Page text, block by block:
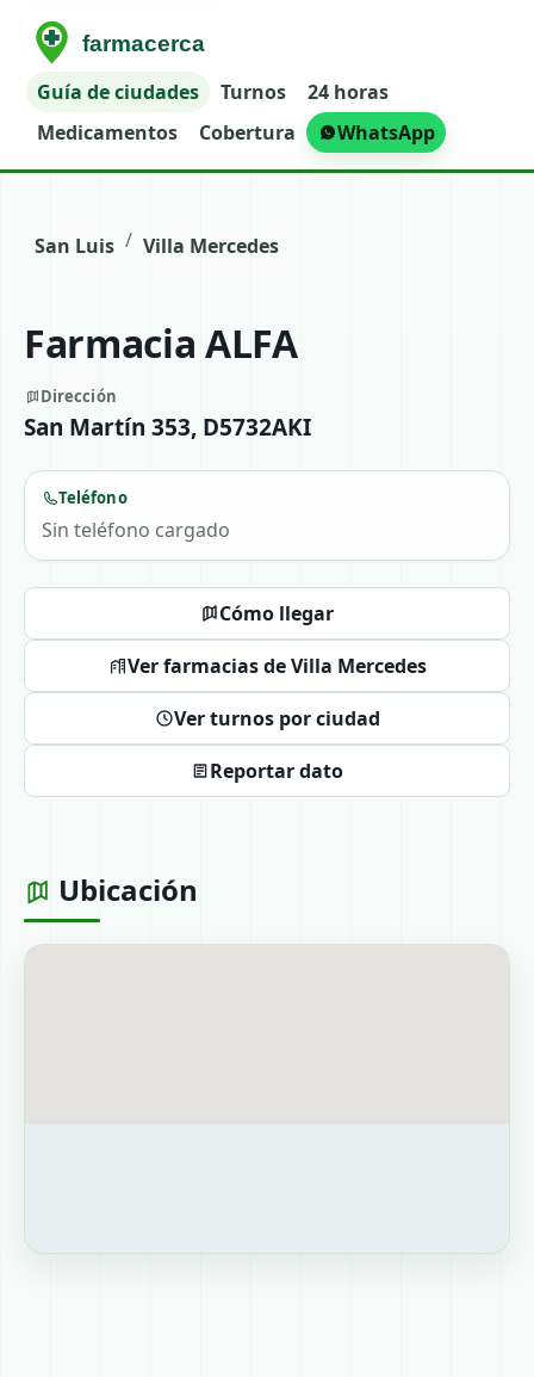
Guía de ciudades Turnos
24 horas
Medicamentos
Cobertura WhatsApp
San Luis / Villa Mercedes
Farmacia ALFA
Dirección
San Martín 353, D5732AKI
Teléfono
Sin teléfono cargado
Cómo llegar
Ver farmacias de Villa Mercedes
Ver turnos por ciudad
Reportar dato
Ubicación